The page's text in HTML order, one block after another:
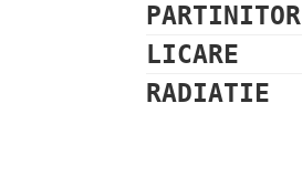
PARTINITOR
LICARE
RADIATIE